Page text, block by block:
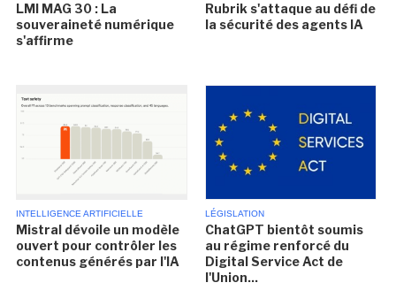
LMI MAG 30 : La
souveraineté numérique
s'affirme
Rubrik s'attaque au défi de
la sécurité des agents IA
INTELLIGENCE ARTIFICIELLE
Mistral dévoile un modèle
ouvert pour contrôler les
contenus générés par l'IA
LÉGISLATION
ChatGPT bientôt soumis
au régime renforcé du
Digital Service Act de
l'Union...